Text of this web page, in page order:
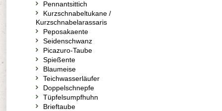
Pennantsittich
Kurzschnabeltukane /
Kurzschnabelarassaris
Peposakaente
Seidenschwanz
Picazuro-Taube
Spießente
Blaumeise
Teichwasserläufer
Doppelschnepfe
Tüpfelsumpfhuhn
Brieftaube